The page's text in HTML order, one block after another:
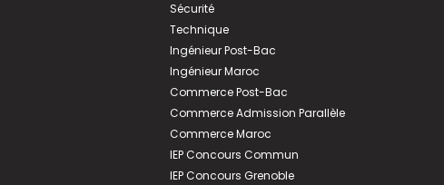
Sécurité
Technique
Ingénieur Post-Bac
Ingénieur Maroc
Commerce Post-Bac
Commerce Admission Parallèle
Commerce Maroc
IEP Concours Commun
IEP Concours Grenoble